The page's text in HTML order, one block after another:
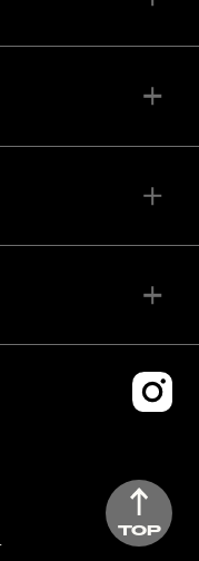
TOP